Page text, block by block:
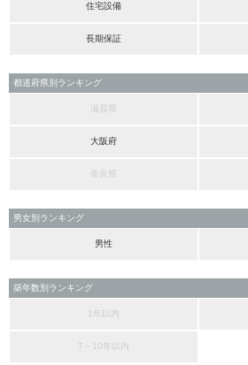
住宅設備
長期保証
都道府県別ランキング
滋賀県
大阪府
奈良県
男女別ランキング
男性
築年数別ランキング
1年以内
7～10年以内